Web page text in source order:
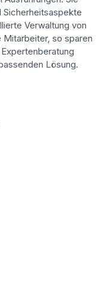
Sicherheitsaspekte
Verwaltung von
so sparen
Lösung.